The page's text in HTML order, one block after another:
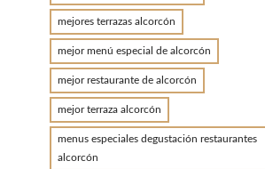
mejores terrazas alcorcón
mejor menú especial de alcorcón
mejor restaurante de alcorcón
mejor terraza alcorcón
menus especiales degustación restaurantes
alcorcón